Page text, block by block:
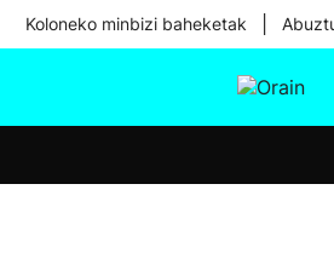
Koloneko minbizi baheketak